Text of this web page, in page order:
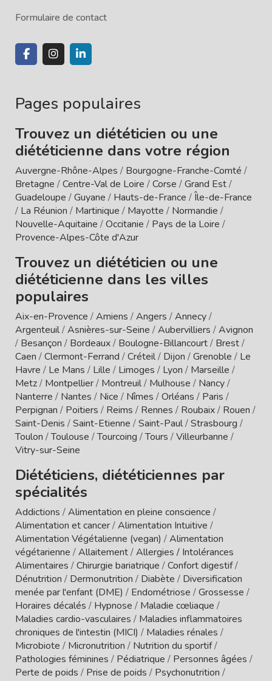
Formulaire de contact
Pages populaires
Trouvez un diététicien ou une
diététicienne dans votre région
Auvergne-Rhône-Alpes / Bourgogne-Franche-Comté /
Bretagne /Centre-Val de Loire /Corse /Grand Est/
Guadeloupe /Guyane / Hauts-de-France /Île-de-France
/ La Réunion / Martinique / Mayotte / Normandie /
Nouvelle-Aquitaine /Occitanie / Pays de la Loire /
Provence-Alpes-Côte d'Azur
Trouvez un diététicien ou une
diététicienne dans les villes
populaires
Aix-en-Provence /Amiens /Angers /Annecy/
Argenteuil/Asnières-sur-Seine /Aubervilliers /Avignon
/ Besançon / Bordeaux/ Boulogne-Billancourt/ Brest/
Caen /Clermont-Ferrand /Créteil/ Dijon /Grenoble / Le
Havre / Le Mans / Lille / Limoges / Lyon / Marseille /
Metz/ Montpellier/ Montreuil/ Mulhouse / Nancy/
Nanterre / Nantes / Nice / Nîmes /Orléans / Paris /
Perpignan / Poitiers / Reims / Rennes / Roubaix/ Rouen /
Saint-Denis /Saint-Etienne /Saint-Paul/Strasbourg /
Toulon /Toulouse /Tourcoing /Tours /Villeurbanne /
Vitry-sur-Seine
Diététiciens, diététiciennes par
spécialités
Addictions /Alimentation en pleine conscience /
Alimentation et cancer/Alimentation Intuitive /
Alimentation Végétalienne (vegan) /Alimentation
végétarienne /Allaitement/Allergies / Intolérances
Alimentaires /Chirurgie bariatrique /Confort digestif/
Dénutrition / Dermonutrition / Diabète / Diversification
menée par l'enfant (DME) / Endométriose /Grossesse /
Horaires décalés / Hypnose / Maladie cœliaque /
Maladies cardio-vasculaires / Maladies inflammatoires
chroniques de l'intestin (MICI) / Maladies rénales /
Microbiote / Micronutrition / Nutrition du sportif/
Pathologies féminines / Pédiatrique / Personnes âgées /
Perte de poids / Prise de poids / Psychonutrition /